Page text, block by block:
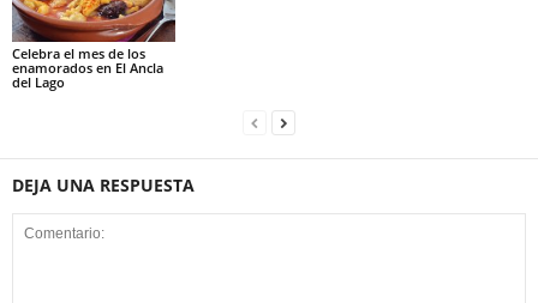
Celebra el mes de los
enamorados en El Ancla
del Lago
DEJA UNA RESPUESTA